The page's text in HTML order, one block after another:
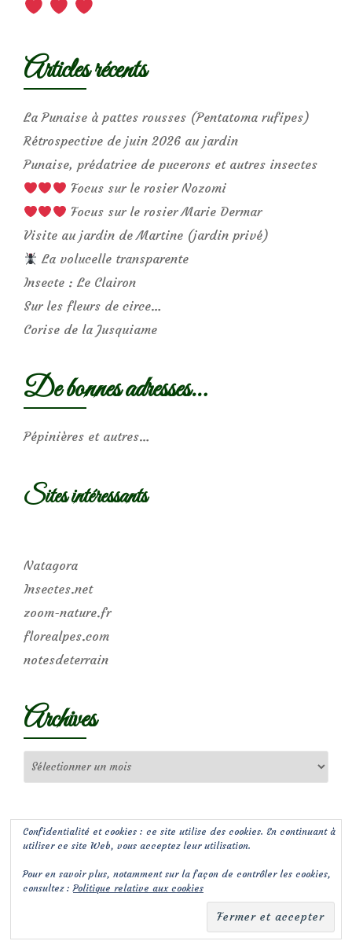
Articles récents
La Punaise à pattes rousses (Pentatoma rufipes)
Rétrospective de juin 2026 au jardin
Punaise, prédatrice de pucerons et autres insectes
Focus sur le rosier Nozomi
Focus sur le rosier Marie Dermar
Visite au jardin de Martine (jardin privé)
La volucelle transparente
Insecte : Le Clairon
Sur les fleurs de circe…
Corise de la Jusquiame
De bonnes adresses…
Pépinières et autres…
Sites intéressants
Natagora
Insectes.net
zoom-nature.fr
florealpes.com
notesdeterrain
Archives
Confidentialité et cookies : ce site utilise des cookies. En continuant à
utiliser ce site Web, vous acceptez leur utilisation.
Pour en savoir plus, notamment sur la façon de contrôler les cookies,
consultez :Politique relative aux cookies